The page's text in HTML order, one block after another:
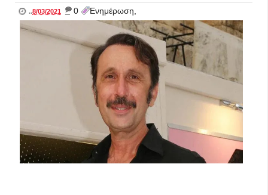
..8/03/2021 _ 0 Ενημέρωση,